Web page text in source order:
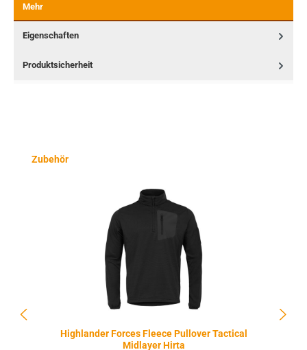
Mehr
Eigenschaften
Produktsicherheit
Produktgalerie überspringen
Zubehör
Highlander Forces Fleece Pullover Tactical
Midlayer Hirta